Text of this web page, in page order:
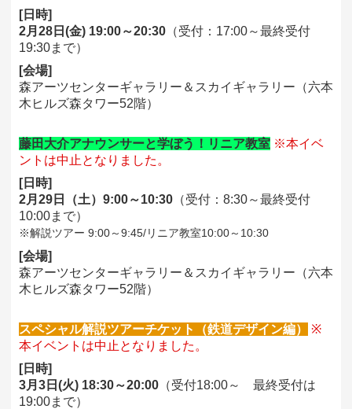
[日時]
2月28日(金) 19:00～20:30 （受付：17:00～最終受付
19:30まで）
[会場]
森アーツセンターギャラリー＆スカイギャラリー（六本
木ヒルズ森タワー52階）
藤田大介アナウンサーと学ぼう！リニア教室 ※本イベ
ントは中止となりました。
[日時]
2月29日（土）9:00～10:30 （受付：8:30～最終受付
10:00まで）
※解説ツアー 9:00～9:45/リニア教室10:00～10:30
[会場]
森アーツセンターギャラリー＆スカイギャラリー（六本
木ヒルズ森タワー52階）
スペシャル解説ツアーチケット（鉄道デザイン編）
※
本イベントは中止となりました。
[日時]
3月3日(火) 18:30～20:00 （受付18:00～ 最終受付は
19:00まで）